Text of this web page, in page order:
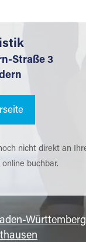
Straße 3
nicht direkt an
buchbar.
Württemberg